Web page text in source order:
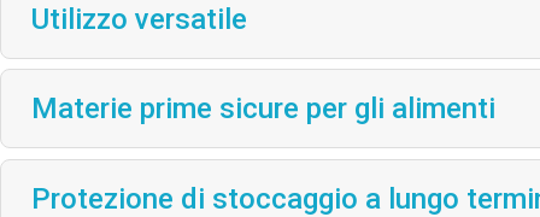
Utilizzo versatile
Materie prime sicure per gli alimenti
Protezione di stoccaggio a lungo